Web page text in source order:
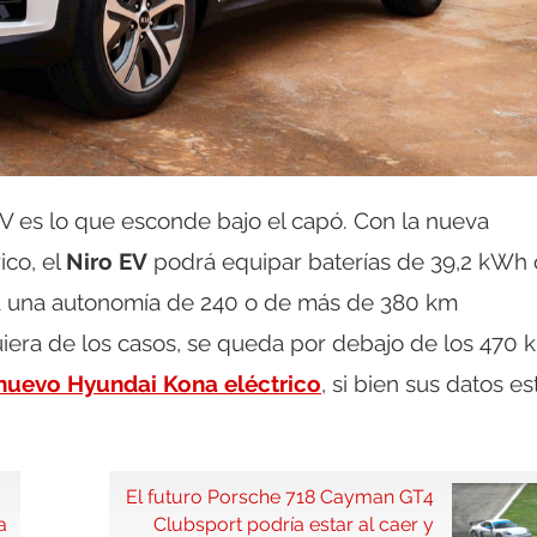
es lo que esconde bajo el capó. Con la nueva
el Niro EV podrá equipar baterías de 39,2 kWh
autonomía de 240 o de más de 380 km
de los casos, se queda por debajo de los 470
Hyundai Kona eléctrico, si bien sus datos
El futuro Porsche 718 Cayman GT4
Clubsport podría estar al caer y